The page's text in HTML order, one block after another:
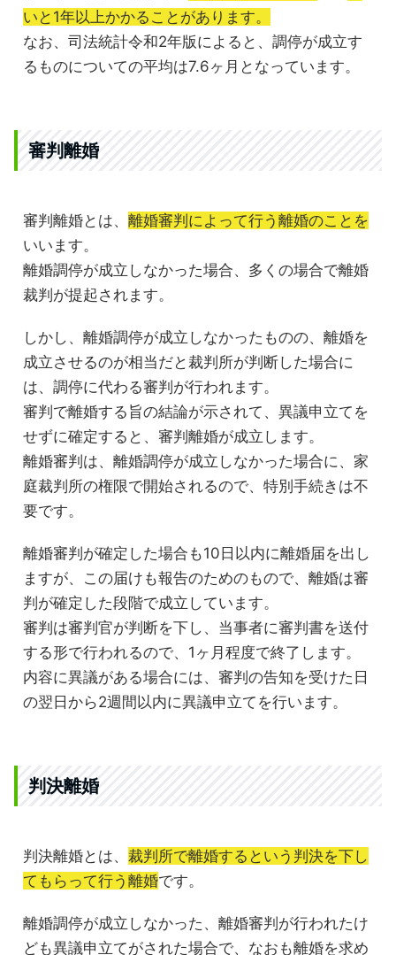
いと1年以上かかることがあります。
なお、司法統計令和2年版によると、調停が成立す
るものについての平均は7.6ヶ月となっています。
審判離婚
審判離婚とは、 離婚審判によって行う離婚のことを
いいます。
離婚調停が成立しなかった場合、多くの場合で離婚
裁判が提起されます。
しかし、離婚調停が成立しなかったものの、離婚を
成立させるのが相当だと裁判所が判断した場合に
は、調停に代わる審判が行われます。
審判で離婚する旨の結論が示されて、異議申立てを
せずに確定すると、審判離婚が成立します。
離婚審判は、離婚調停が成立しなかった場合に、家
庭裁判所の権限で開始されるので、特別手続きは不
要です。
離婚審判が確定した場合も10日以内に離婚届を出し
ますが、この届けも報告のためのもので、離婚は審
判が確定した段階で成立しています。
審判は審判官が判断を下し、当事者に審判書を送付
する形で行われるので、1ヶ月程度で終了します。
内容に異議がある場合には、審判の告知を受けた日
の翌日から2週間以内に異議申立てを行います。
判決離婚
判決離婚とは、 裁判所で離婚するという判決を下し
てもらって行う離婚です。
離婚調停が成立しなかった、離婚審判が行われたけ
ども異議申立てがされた場合で、なおも離婚を求め